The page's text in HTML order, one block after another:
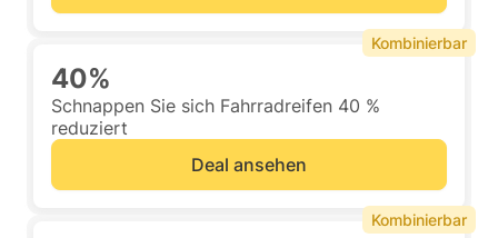
40%
Schnappen Sie sich Fahrradreifen 40 %
reduziert
Deal ansehen
Kombinierbar
Kombinierbar